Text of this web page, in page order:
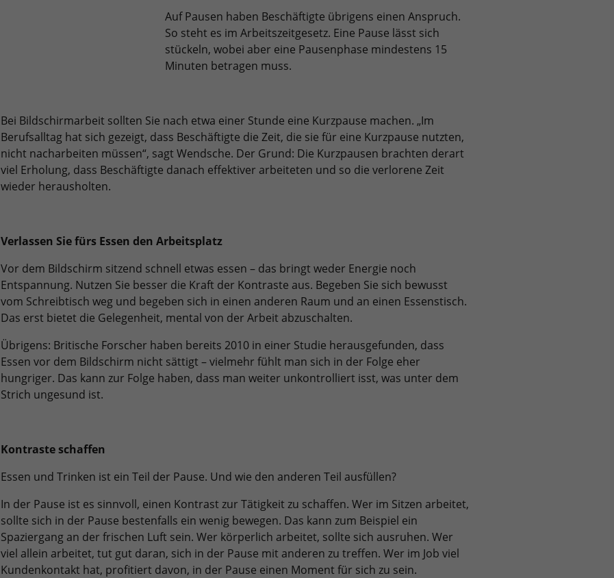
Auf Pausen haben Beschäftigte übrigens einen Anspruch.
So steht es im Arbeitszeitgesetz. Eine Pause lässt sich
stückeln, wobei aber eine Pausenphase mindestens 15
Minuten betragen muss.
Bei Bildschirmarbeit sollten Sie nach etwa einer Stunde eine Kurzpause machen. „Im
Berufsalltag hat sich gezeigt, dass Beschäftigte die Zeit, die sie für eine Kurzpause nutzten,
nicht nacharbeiten müssen“, sagt Wendsche. Der Grund: Die Kurzpausen brachten derart
viel Erholung, dass Beschäftigte danach effektiver arbeiteten und so die verlorene Zeit
wieder herausholten.
Verlassen Sie fürs Essen den Arbeitsplatz
Vor dem Bildschirm sitzend schnell etwas essen – das bringt weder Energie noch
Entspannung. Nutzen Sie besser die Kraft der Kontraste aus. Begeben Sie sich bewusst
vom Schreibtisch weg und begeben sich in einen anderen Raum und an einen Essenstisch.
Das erst bietet die Gelegenheit, mental von der Arbeit abzuschalten.
Übrigens: Britische Forscher haben bereits 2010 in einer Studie herausgefunden, dass
Essen vor dem Bildschirm nicht sättigt – vielmehr fühlt man sich in der Folge eher
hungriger. Das kann zur Folge haben, dass man weiter unkontrolliert isst, was unter dem
Strich ungesund ist.
Kontraste schaffen
Essen und Trinken ist ein Teil der Pause. Und wie den anderen Teil ausfüllen?
In der Pause ist es sinnvoll, einen Kontrast zur Tätigkeit zu schaffen. Wer im Sitzen arbeitet,
sollte sich in der Pause bestenfalls ein wenig bewegen. Das kann zum Beispiel ein
Spaziergang an der frischen Luft sein. Wer körperlich arbeitet, sollte sich ausruhen. Wer
viel allein arbeitet, tut gut daran, sich in der Pause mit anderen zu treffen. Wer im Job viel
Kundenkontakt hat, profitiert davon, in der Pause einen Moment für sich zu sein.